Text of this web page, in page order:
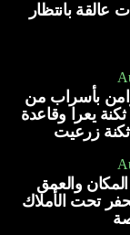
بانتظار
بأسراب من
يعرا وقاعدة
زرعيت
المكان والعمق
تحت الأملاك